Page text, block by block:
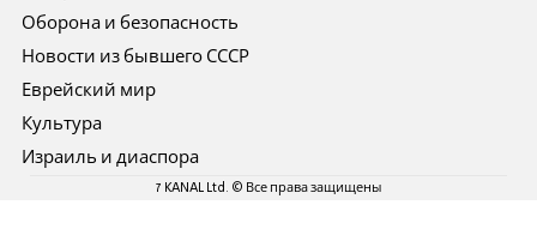
Оборона и безопасность
Новости из бывшего СССР
Еврейский мир
Культура
Израиль и диаспора
7 KANAL Ltd. © Все права защищены